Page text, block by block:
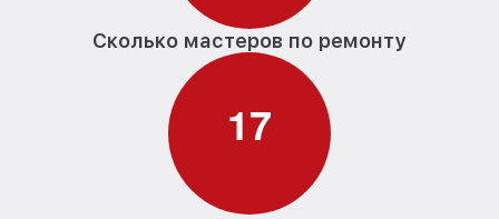
Сколько мастеров по ремонту
17